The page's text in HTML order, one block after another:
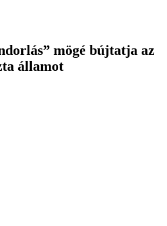
mögé bújtatja az
államot